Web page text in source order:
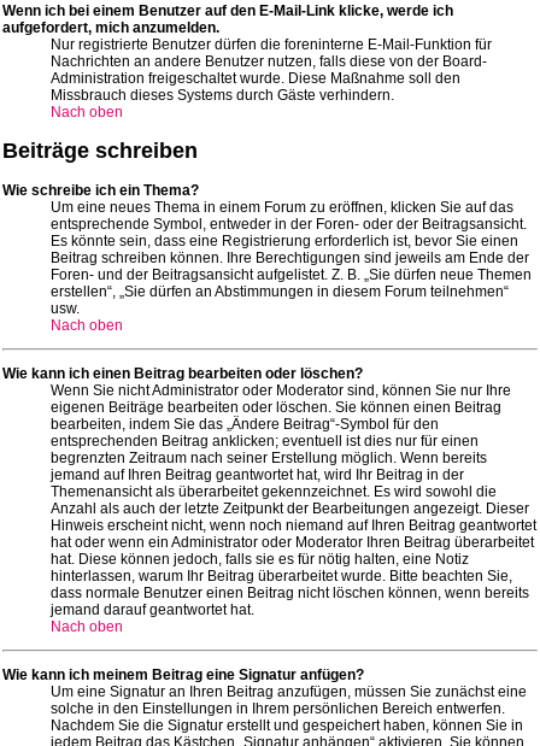
Wenn ich bei einem Benutzer auf den E-Mail-Link klicke, werde ich
aufgefordert, mich anzumelden.
Nur registrierte Benutzer dürfen die foreninterne E-Mail-Funktion für
Nachrichten an andere Benutzer nutzen, falls diese von der Board-
Administration freigeschaltet wurde. Diese Maßnahme soll den
Missbrauch dieses Systems durch Gäste verhindern.
Nach oben
Beiträge schreiben
Wie schreibe ich ein Thema?
Um eine neues Thema in einem Forum zu eröffnen, klicken Sie auf das
entsprechende Symbol, entweder in der Foren- oder der Beitragsansicht.
Es könnte sein, dass eine Registrierung erforderlich ist, bevor Sie einen
Beitrag schreiben können. Ihre Berechtigungen sind jeweils am Ende der
Foren- und der Beitragsansicht aufgelistet. Z. B. „Sie dürfen neue Themen
erstellen“, „Sie dürfen an Abstimmungen in diesem Forum teilnehmen“
usw.
Nach oben
Wie kann ich einen Beitrag bearbeiten oder löschen?
Wenn Sie nicht Administrator oder Moderator sind, können Sie nur Ihre
eigenen Beiträge bearbeiten oder löschen. Sie können einen Beitrag
bearbeiten, indem Sie das „Ändere Beitrag“-Symbol für den
entsprechenden Beitrag anklicken; eventuell ist dies nur für einen
begrenzten Zeitraum nach seiner Erstellung möglich. Wenn bereits
jemand auf Ihren Beitrag geantwortet hat, wird Ihr Beitrag in der
Themenansicht als überarbeitet gekennzeichnet. Es wird sowohl die
Anzahl als auch der letzte Zeitpunkt der Bearbeitungen angezeigt. Dieser
Hinweis erscheint nicht, wenn noch niemand auf Ihren Beitrag geantwortet
hat oder wenn ein Administrator oder Moderator Ihren Beitrag überarbeitet
hat. Diese können jedoch, falls sie es für nötig halten, eine Notiz
hinterlassen, warum Ihr Beitrag überarbeitet wurde. Bitte beachten Sie,
dass normale Benutzer einen Beitrag nicht löschen können, wenn bereits
jemand darauf geantwortet hat.
Nach oben
Wie kann ich meinem Beitrag eine Signatur anfügen?
Um eine Signatur an Ihren Beitrag anzufügen, müssen Sie zunächst eine
solche in den Einstellungen in Ihrem persönlichen Bereich entwerfen.
Nachdem Sie die Signatur erstellt und gespeichert haben, können Sie in
jedem Beitrag das Kästchen „Signatur anhängen“ aktivieren. Sie können